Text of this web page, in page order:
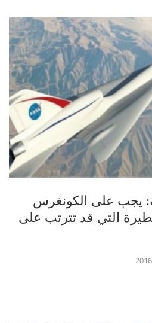
يجب على الكونغرس
التي قد تترتب على